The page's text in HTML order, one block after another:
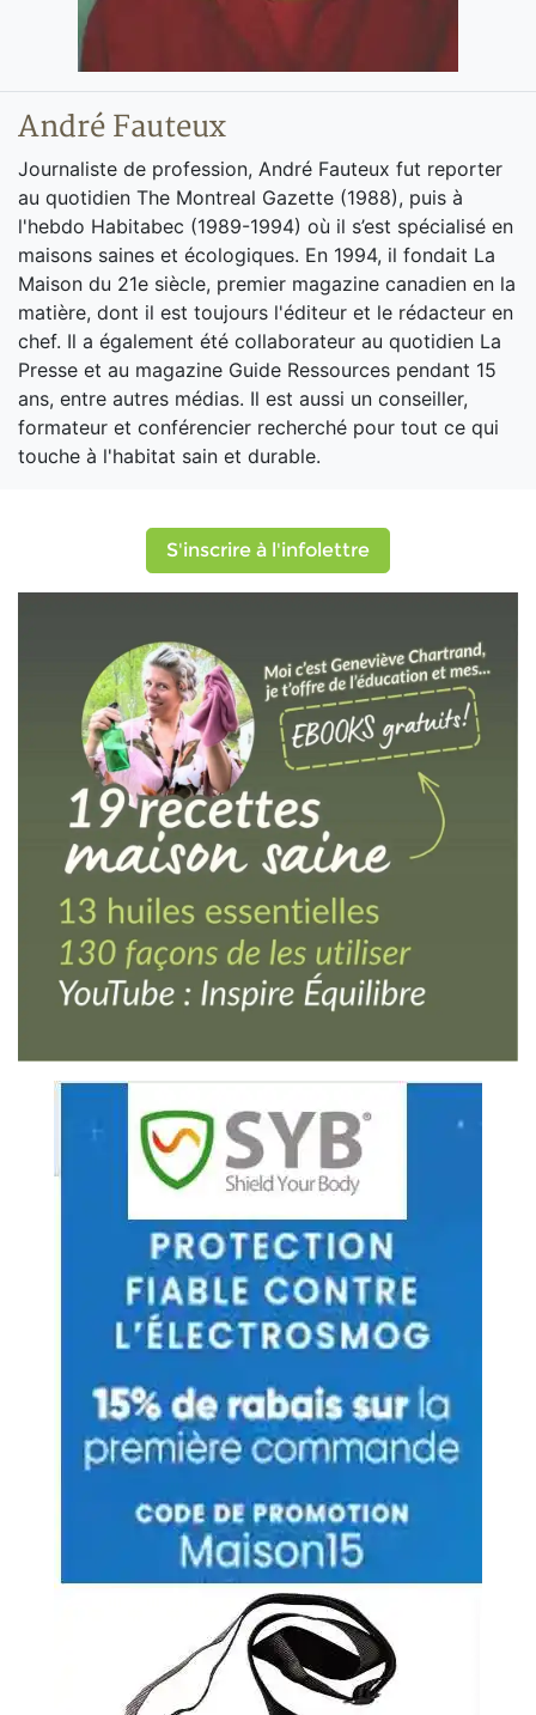
André Fauteux
Journaliste de profession, André Fauteux fut reporter
au quotidien The Montreal Gazette (1988), puis à
l'hebdo Habitabec (1989-1994) où il s’est spécialisé en
maisons saines et écologiques. En 1994, il fondait La
Maison du 21e siècle, premier magazine canadien en la
matière, dont il est toujours l'éditeur et le rédacteur en
chef. Il a également été collaborateur au quotidien La
Presse et au magazine Guide Ressources pendant 15
ans, entre autres médias. Il est aussi un conseiller,
formateur et conférencier recherché pour tout ce qui
touche à l'habitat sain et durable.
S'inscrire à l'infolettre